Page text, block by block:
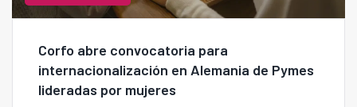
Corfo abre convocatoria para
internacionalización en Alemania de Pymes
lideradas por mujeres